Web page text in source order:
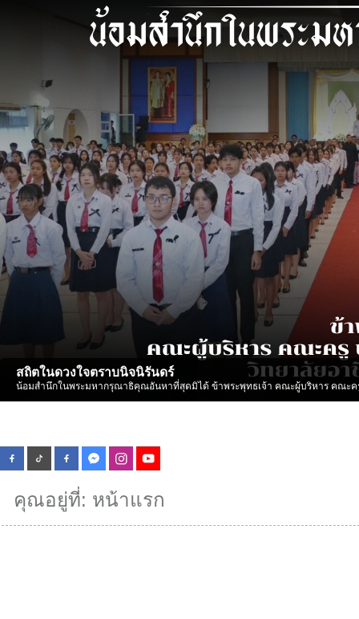
สถิตในดวงใจตราบนิจนิรันดร์
น้อมสำนึกในพระมหากรุณาธิคุณอันหาที่สุดมิได้ ข้าพระพุทธเจ้า คณะผู้บริหาร คณะค
คุณอยู่ที่: หน้าแรก